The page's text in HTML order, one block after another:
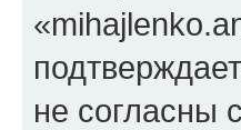
не согласны